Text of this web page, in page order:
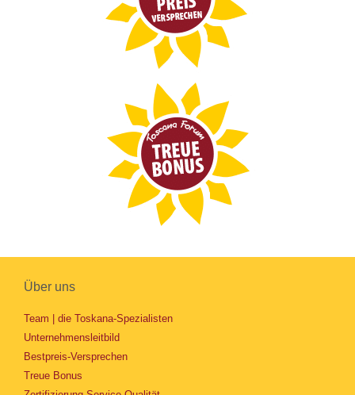
Über uns
Team | die Toskana-Spezialisten
Unternehmensleitbild
Bestpreis-Versprechen
Treue Bonus